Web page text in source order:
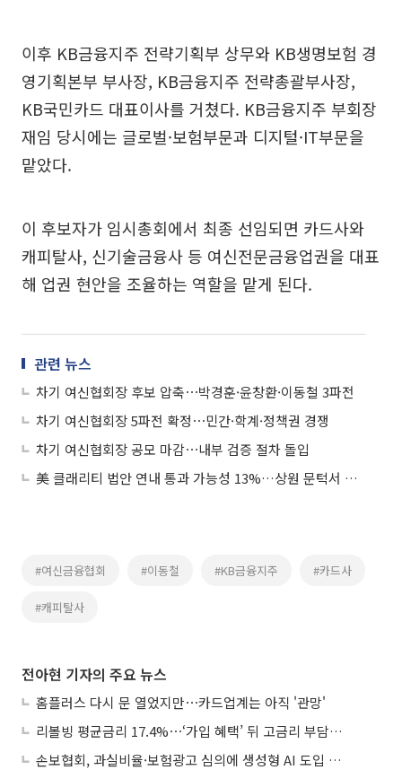
이후 KB금융지주 전략기획부 상무와 KB생명보험 경
영기획본부 부사장, KB금융지주 전략총괄부사장,
KB국민카드 대표이사를 거쳤다. KB금융지주 부회장
재임 당시에는 글로벌·보험부문과 디지털·IT부문을
맡았다.
이 후보자가 임시총회에서 최종 선임되면 카드사와
캐피탈사, 신기술금융사 등 여신전문금융업권을 대표
해 업권 현안을 조율하는 역할을 맡게 된다.
관련 뉴스
차기 여신협회장 후보 압축⋯박경훈·윤창환·이동철 3파전
차기 여신협회장 5파전 확정⋯민간·학계·정책권 경쟁
차기 여신협회장 공모 마감⋯내부 검증 절차 돌입
美 클래리티 법안 연내 통과 가능성 13%…상원 문턱서 제동
#여신금융협회 #이동철 #KB금융지주 #카드사
#캐피탈사
전아현 기자의 주요 뉴스
홈플러스 다시 문 열었지만⋯카드업계는 아직 '관망'
리볼빙 평균금리 17.4%⋯‘가입 혜택’ 뒤 고금리 부담 주의
손보협회, 과실비율·보험광고 심의에 생성형 AI 도입 추진